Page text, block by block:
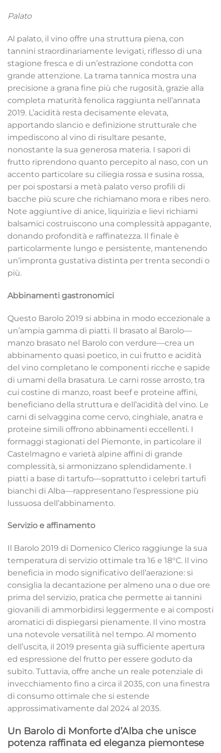
Palato
Al palato, il vino offre una struttura piena, con
tannini straordinariamente levigati, riflesso di una
stagione fresca e di un’estrazione condotta con
grande attenzione. La trama tannica mostra una
precisione a grana fine più che rugosità, grazie alla
completa maturità fenolica raggiunta nell’annata
2019. L’acidità resta decisamente elevata,
apportando slancio e definizione strutturale che
impediscono al vino di risultare pesante,
nonostante la sua generosa materia. I sapori di
frutto riprendono quanto percepito al naso, con un
accento particolare su ciliegia rossa e susina rossa,
per poi spostarsi a metà palato verso profili di
bacche più scure che richiamano mora e ribes nero.
Note aggiuntive di anice, liquirizia e lievi richiami
balsamici costruiscono una complessità appagante,
donando profondità e raffinatezza. Il finale è
particolarmente lungo e persistente, mantenendo
un’impronta gustativa distinta per trenta secondi o
più.
Abbinamenti gastronomici
Questo Barolo 2019 si abbina in modo eccezionale a
un’ampia gamma di piatti. Il brasato al Barolo—
manzo brasato nel Barolo con verdure—crea un
abbinamento quasi poetico, in cui frutto e acidità
del vino completano le componenti ricche e sapide
di umami della brasatura. Le carni rosse arrosto, tra
cui costine di manzo, roast beef e proteine affini,
beneficiano della struttura e dell’acidità del vino. Le
carni di selvaggina come cervo, cinghiale, anatra e
proteine simili offrono abbinamenti eccellenti. I
formaggi stagionati del Piemonte, in particolare il
Castelmagno e varietà alpine affini di grande
complessità, si armonizzano splendidamente. I
piatti a base di tartufo—soprattutto i celebri tartufi
bianchi di Alba—rappresentano l’espressione più
lussuosa dell’abbinamento.
Servizio e affinamento
Il Barolo 2019 di Domenico Clerico raggiunge la sua
temperatura di servizio ottimale tra 16 e 18°C. Il vino
beneficia in modo significativo dell’aerazione: si
consiglia la decantazione per almeno una o due ore
prima del servizio, pratica che permette ai tannini
giovanili di ammorbidirsi leggermente e ai composti
aromatici di dispiegarsi pienamente. Il vino mostra
una notevole versatilità nel tempo. Al momento
dell’uscita, il 2019 presenta già sufficiente apertura
ed espressione del frutto per essere goduto da
subito. Tuttavia, offre anche un reale potenziale di
invecchiamento fino a circa il 2035, con una finestra
di consumo ottimale che si estende
approssimativamente dal 2024 al 2035.
Un Barolo di Monforte d’Alba che unisce
potenza raffinata ed eleganza piemontese